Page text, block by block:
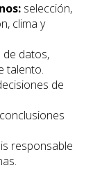
selección,
clima y
datos,
talento.
de
responsable